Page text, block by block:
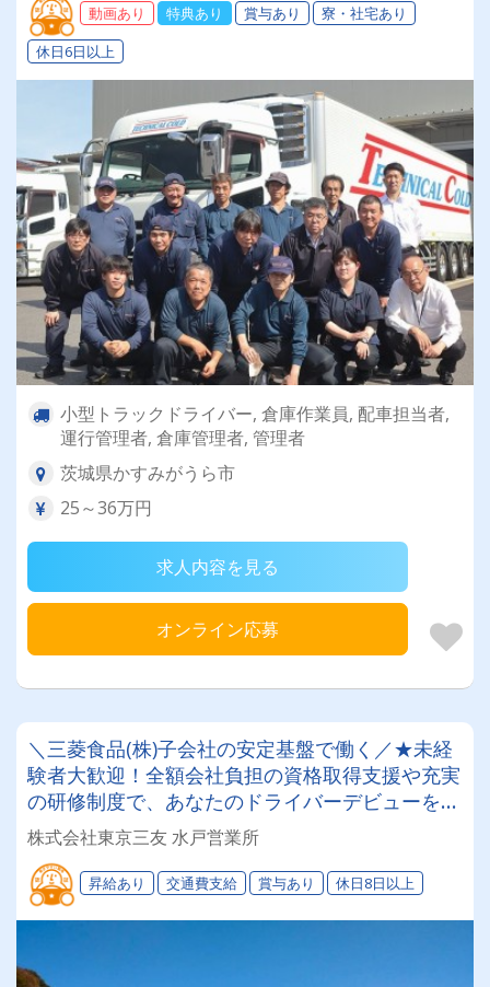
動画あり 特典あり 賞与あり
寮・社宅あり
休日6日以上
小型トラックドライバー, 倉庫作業員, 配車担当者,
運行管理者, 倉庫管理者, 管理者
茨城県かすみがうら市
25～36万円
求人内容を見る
オンライン応募
＼三菱食品(株)子会社の安定基盤で働く／★未経
験者大歓迎！全額会社負担の資格取得支援や充実
の研修制度で、あなたのドライバーデビューを全
力応援！安心・安全な食のインフラを支えるやり
がいを感じながら、長く腰を据えて活躍しません
か？【4tドライバー募集！】
株式会社東京三友 水戸営業所
昇給あり 交通費支給 賞与あり 休日8日以上